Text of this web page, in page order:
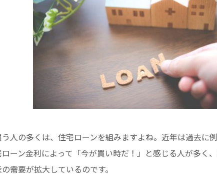
人の多くは、住宅ローンを組みますよね。近年は過去に
ーン金利によって「今が買い時だ！」と感じる人が多く
需要が拡大しているのです。